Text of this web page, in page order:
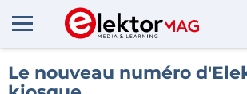
Le nouveau numéro